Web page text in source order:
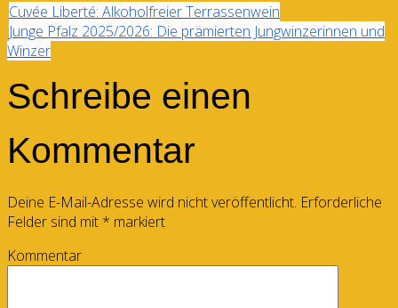
Cuvée Liberté: Alkoholfreier Terrassenwein
Junge Pfalz 2025/2026: Die prämierten Jungwinzerinnen und
Winzer
Schreibe einen
Kommentar
Deine E-Mail-Adresse wird nicht veröffentlicht. Erforderliche
Felder sind mit * markiert
Kommentar